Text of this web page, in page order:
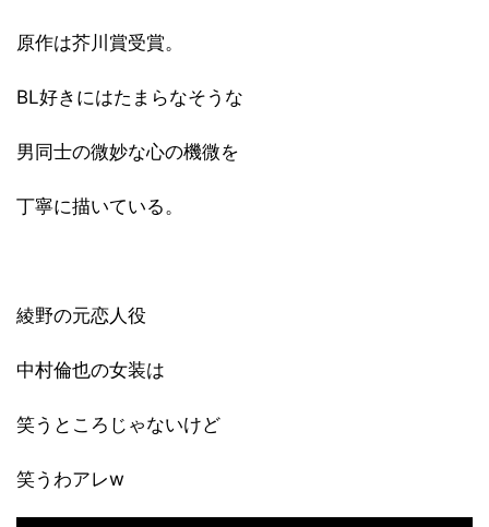
原作は芥川賞受賞。
BL好きにはたまらなそうな
男同士の微妙な心の機微を
丁寧に描いている。
綾野の元恋人役
中村倫也の女装は
笑うところじゃないけど
笑うわアレw